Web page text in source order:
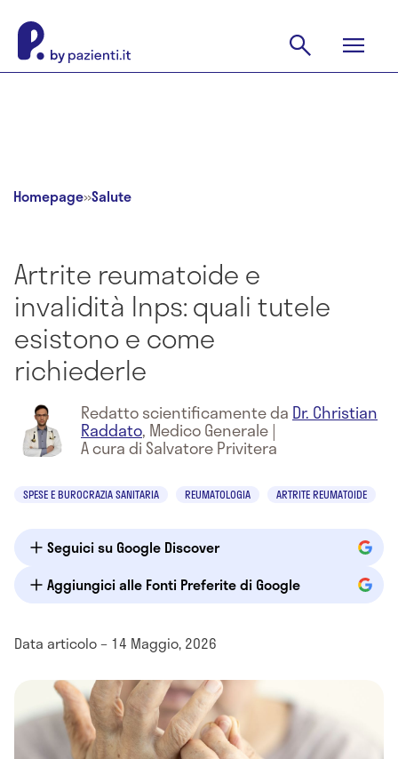
Homepage»Salute
Artrite reumatoide e
invalidità Inps: quali tutele
esistono e come
richiederle
Redatto scientificamente da Dr. Christian
Raddato, Medico Generale|
A cura di Salvatore Privitera
SPESE E BUROCRAZIA SANITARIA REUMATOLOGIA ARTRITE REUMATOIDE
Seguici su Google Discover
Aggiungici alle Fonti Preferite di Google
Data articolo – 14 Maggio, 2026